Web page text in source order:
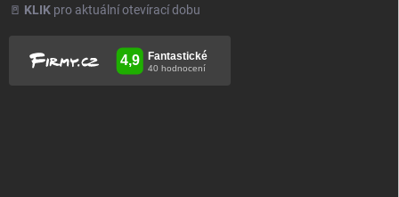
🚪 KLIK pro aktuální otevírací dobu